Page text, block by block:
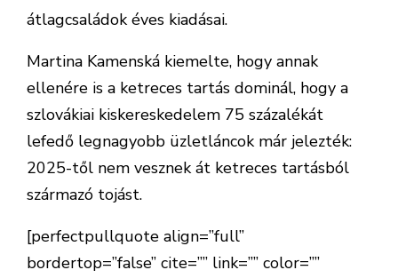
átlagcsaládok éves kiadásai.
Martina Kamenská kiemelte, hogy annak
ellenére is a ketreces tartás dominál, hogy a
szlovákiai kiskereskedelem 75 százalékát
lefedő legnagyobb üzletláncok már jelezték:
2025-től nem vesznek át ketreces tartásból
származó tojást.
[perfectpullquote align=”full”
bordertop=”false” cite=”” link=”” color=””